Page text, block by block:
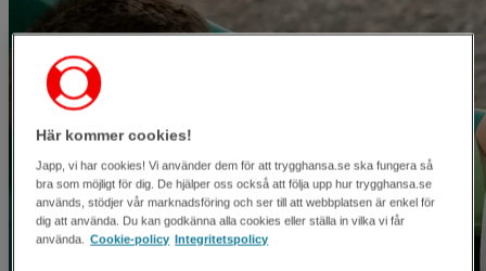
Här kommer cookies!
Japp, vi har cookies! Vi använder dem för att trygghansa.se ska fungera så
bra som möjligt för dig. De hjälper oss också att följa upp hur trygghansa.se
används, stödjer vår marknadsföring och ser till att webbplatsen är enkel för
dig att använda. Du kan godkänna alla cookies eller ställa in vilka vi får
använda. Cookie-policy Integritetspolicy